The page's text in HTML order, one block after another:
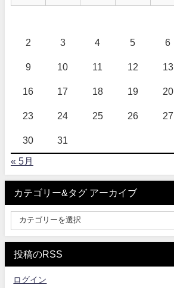
2 3 4 5 6
9 10 11 12 13
16 17 18 19 20
23 24 25 26 27
30 31
« 5月
カテゴリー&タグ アーカイブ
投稿のRSS
ログイン